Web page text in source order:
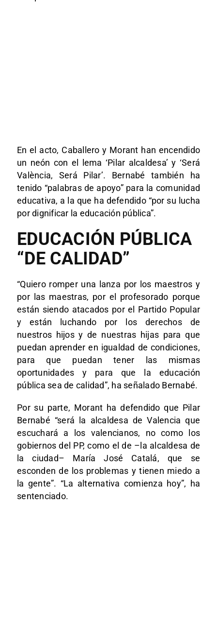
En el acto, Caballero y Morant han encendido
un neón con el lema ‘Pilar alcaldesa’ y ‘Será
València, Será Pilar’. Bernabé también ha
tenido “palabras de apoyo” para la comunidad
educativa, a la que ha defendido “por su lucha
por dignificar la educación pública”.
EDUCACIÓN PÚBLICA
“DE CALIDAD”
“Quiero romper una lanza por los maestros y
por las maestras, por el profesorado porque
están siendo atacados por el Partido Popular
y están luchando por los derechos de
nuestros hijos y de nuestras hijas para que
puedan aprender en igualdad de condiciones,
para que puedan tener las mismas
oportunidades y para que la educación
pública sea de calidad”, ha señalado Bernabé.
Por su parte, Morant ha defendido que Pilar
Bernabé “será la alcaldesa de Valencia que
escuchará a los valencianos, no como los
gobiernos del PP, como el de –la alcaldesa de
la ciudad– María José Catalá, que se
esconden de los problemas y tienen miedo a
la gente”. “La alternativa comienza hoy”, ha
sentenciado.